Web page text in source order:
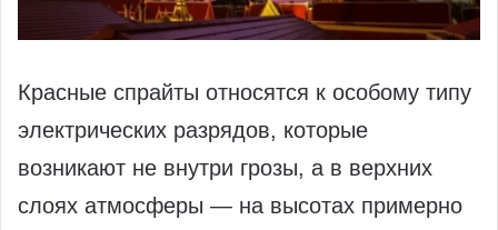
Красные спрайты относятся к особому типу
электрических разрядов, которые
возникают не внутри грозы, а в верхних
слоях атмосферы — на высотах примерно